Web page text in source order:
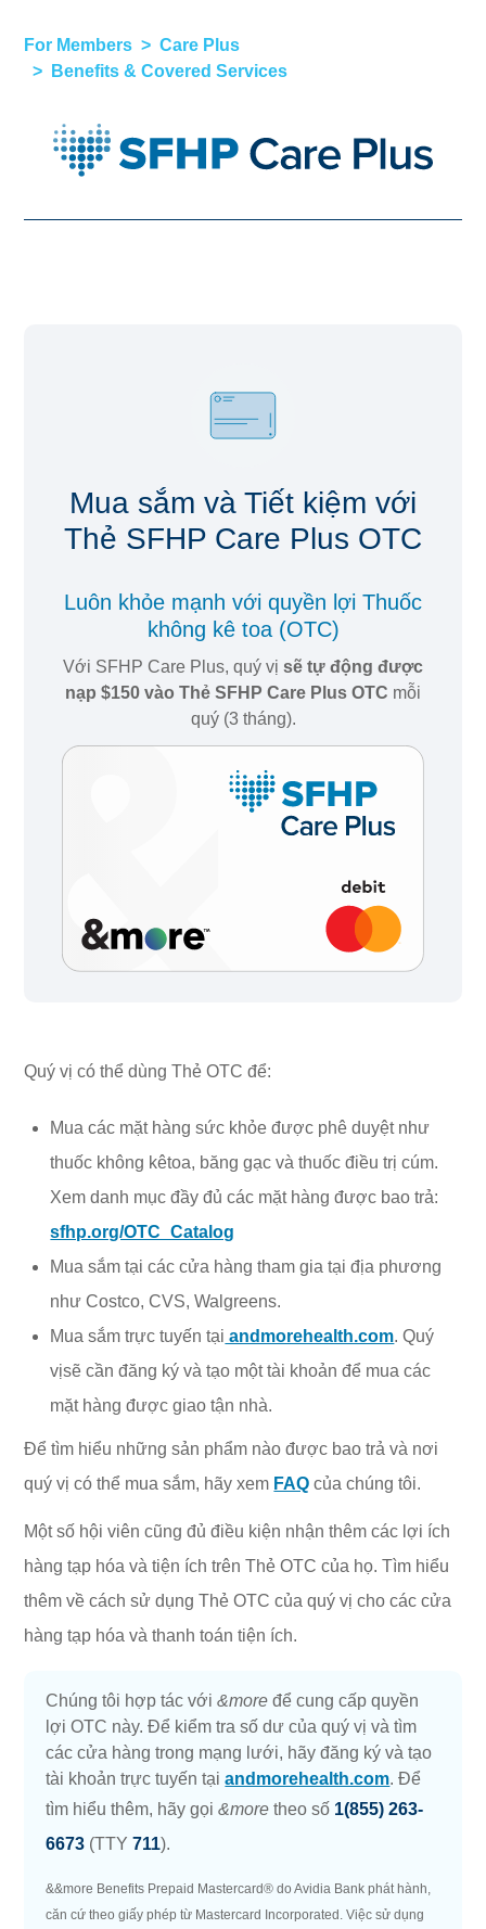
For Members
Care Plus
Benefits & Covered Services
Mua sắm và Tiết kiệm với
Thẻ SFHP Care Plus OTC
Luôn khỏe mạnh với quyền lợi Thuốc
không kê toa (OTC)
Với SFHP Care Plus, quý vị sẽ tự động được
nạp $150 vào Thẻ SFHP Care Plus OTC mỗi
quý (3 tháng).
Quý vị có thể dùng Thẻ OTC để:
Mua các mặt hàng sức khỏe được phê duyệt như
thuốc không kêtoa, băng gạc và thuốc điều trị cúm.
Xem danh mục đầy đủ các mặt hàng được bao trả:
sfhp.org/OTC_Catalog
Mua sắm tại các cửa hàng tham gia tại địa phương
như Costco, CVS, Walgreens.
Mua sắm trực tuyến tại andmorehealth.com. Quý
vịsẽ cần đăng ký và tạo một tài khoản để mua các
mặt hàng được giao tận nhà.
Để tìm hiểu những sản phẩm nào được bao trả và nơi
quý vị có thể mua sắm, hãy xem FAQ của chúng tôi.
Một số hội viên cũng đủ điều kiện nhận thêm các lợi ích
hàng tạp hóa và tiện ích trên Thẻ OTC của họ. Tìm hiểu
thêm về cách sử dụng Thẻ OTC của quý vị cho các cửa
hàng tạp hóa và thanh toán tiện ích.
Chúng tôi hợp tác với&more để cung cấp quyền
lợi OTC này. Để kiểm tra số dư của quý vị và tìm
các cửa hàng trong mạng lưới, hãy đăng ký và tạo
tài khoản trực tuyến tạiandmorehealth.com. Để
tìm hiểu thêm, hãy gọi&more theo số 1(855) 263-
6673 (TTY711).
&&more Benefits Prepaid Mastercard® do Avidia Bank phát hành,
căn cứ theo giấy phép từ Mastercard Incorporated. Việc sử dụng